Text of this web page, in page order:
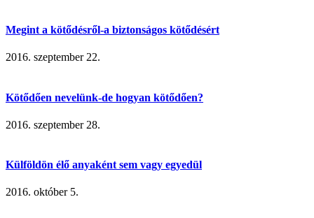
Megint a kötődésről-a biztonságos kötődésért
2016. szeptember 22.
Kötődően nevelünk-de hogyan kötődően?
2016. szeptember 28.
Külföldön élő anyaként sem vagy egyedül
2016. október 5.